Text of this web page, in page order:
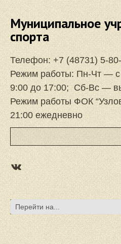
Муниципальное
спорта
Телефон:+7 (48731) 5-
Режим работы: Пн-Чт —
9:00 до 17:00; Сб-Вс —
Режим работы ФОК
21:00 ежедневно
Поиск
https://vk.com/